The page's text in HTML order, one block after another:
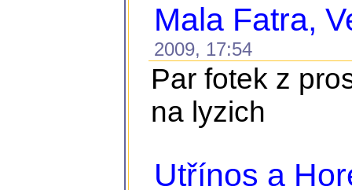
Mala Fatra,
2009, 17:54
Par fotek z
na lyzich
Utřínos a